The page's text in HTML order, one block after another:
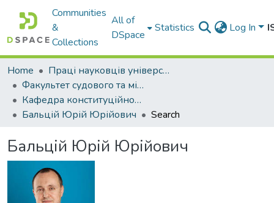
Communities
&
Collections
All of
DSpace
Statistics Log In
Home
Праці науковців університету
Факультет судового та міжнародного права
Кафедра конституційного права
Бальцій Юрій Юрійович
Search
Бальцій Юрій Юрійович